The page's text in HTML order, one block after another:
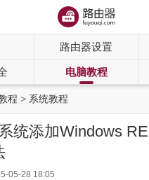
路由器设置
电脑教程
程 系统教程
统添加Windows
05-28 18:05